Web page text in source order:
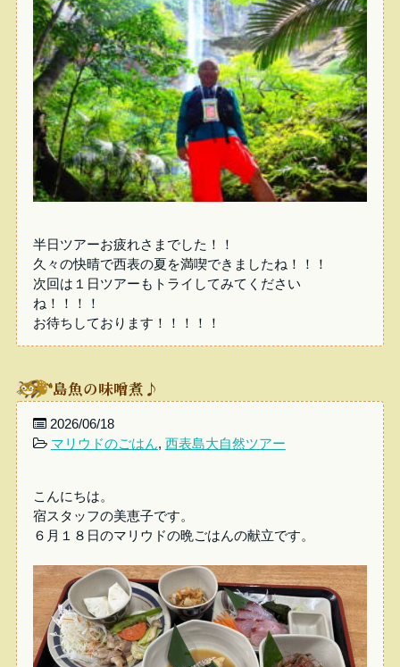
半日ツアーお疲れさまでした！！
久々の快晴で西表の夏を満喫できましたね！！！
次回は１日ツアーもトライしてみてください
ね！！！！
お待ちしております！！！！！
島魚の味噌煮♪
2026/06/18
マリウドのごはん, 西表島大自然ツアー
こんにちは。
宿スタッフの美恵子です。
６月１８日のマリウドの晩ごはんの献立です。